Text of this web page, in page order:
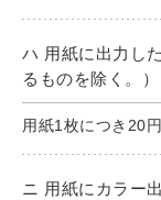
ハ 用紙に出力し
るものを除く。）
用紙1枚につき20円
ニ 用紙にカラー